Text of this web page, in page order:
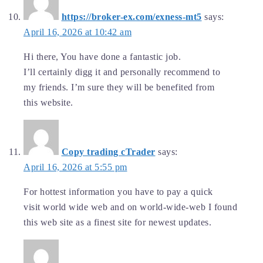
https://broker-ex.com/exness-mt5 says:
April 16, 2026 at 10:42 am
Hi there, You have done a fantastic job.
I’ll certainly digg it and personally recommend to
my friends. I’m sure they will be benefited from
this website.
Copy trading cTrader says:
April 16, 2026 at 5:55 pm
For hottest information you have to pay a quick
visit world wide web and on world-wide-web I found
this web site as a finest site for newest updates.